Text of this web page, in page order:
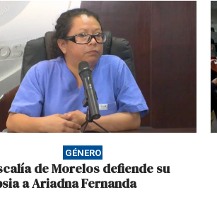
GÉNERO
de Morelos defiende su
a Ariadna Fernanda